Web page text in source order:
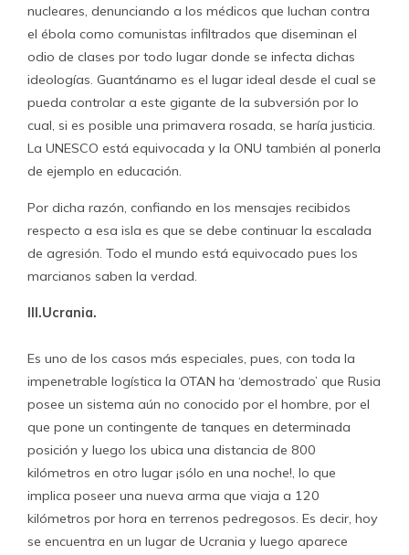
nucleares, denunciando a los médicos que luchan contra
el ébola como comunistas infiltrados que diseminan el
odio de clases por todo lugar donde se infecta dichas
ideologías. Guantánamo es el lugar ideal desde el cual se
pueda controlar a este gigante de la subversión por lo
cual, si es posible una primavera rosada, se haría justicia.
La UNESCO está equivocada y la ONU también al ponerla
de ejemplo en educación.
Por dicha razón, confiando en los mensajes recibidos
respecto a esa isla es que se debe continuar la escalada
de agresión. Todo el mundo está equivocado pues los
marcianos saben la verdad.
III.Ucrania.
Es uno de los casos más especiales, pues, con toda la
impenetrable logística la OTAN ha ‘demostrado’ que Rusia
posee un sistema aún no conocido por el hombre, por el
que pone un contingente de tanques en determinada
posición y luego los ubica una distancia de 800
kilómetros en otro lugar ¡sólo en una noche!, lo que
implica poseer una nueva arma que viaja a 120
kilómetros por hora en terrenos pedregosos. Es decir, hoy
se encuentra en un lugar de Ucrania y luego aparece